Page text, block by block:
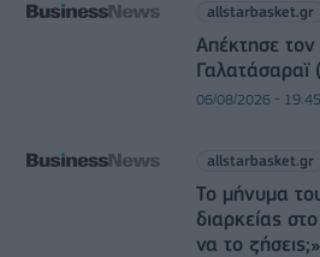
allstarbasket.gr
Απέκτησε τον
Γαλατάσαραϊ
06/08/2026 - 19:45
allstarbasket.gr
Το μήνυμα
διαρκείας
να το